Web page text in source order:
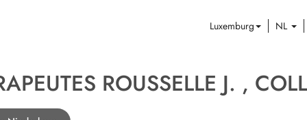
Luxemburg NL
ROUSSELLE J. ,